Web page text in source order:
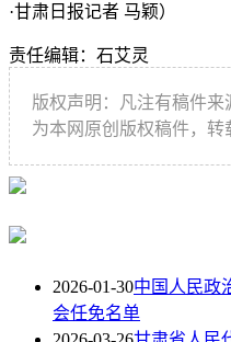
·甘肃日报记者 马颖）
责任编辑：石艾灵
版权声明：凡注有稿件来
为本网原创版权稿件，转
2026-01-30中国人民政
会任免名单